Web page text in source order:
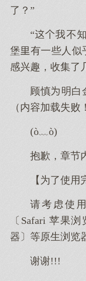
了？”
“我不
堡有一些人似
感兴趣，收集了
顾慎明
（内容加载失败
(ò﹏ò)
抱歉，章节
【为了使用
请考虑使
〔Safari 苹果
器〕等原生浏览
谢谢!!!